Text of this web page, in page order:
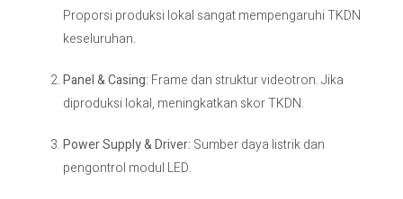
Proporsi produksi lokal sangat mempengaruhi TKDN
keseluruhan.
Panel & Casing: Frame dan struktur videotron. Jika
diproduksi lokal, meningkatkan skor TKDN.
Power Supply & Driver: Sumber daya listrik dan
pengontrol modul LED.